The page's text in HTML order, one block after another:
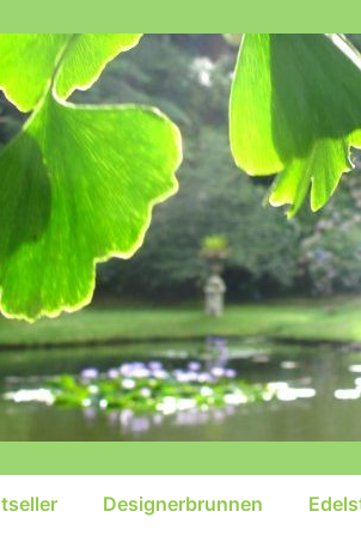
Designerbrunnen